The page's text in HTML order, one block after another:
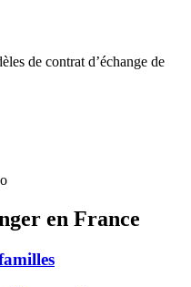
de contrat d’échange de
en France